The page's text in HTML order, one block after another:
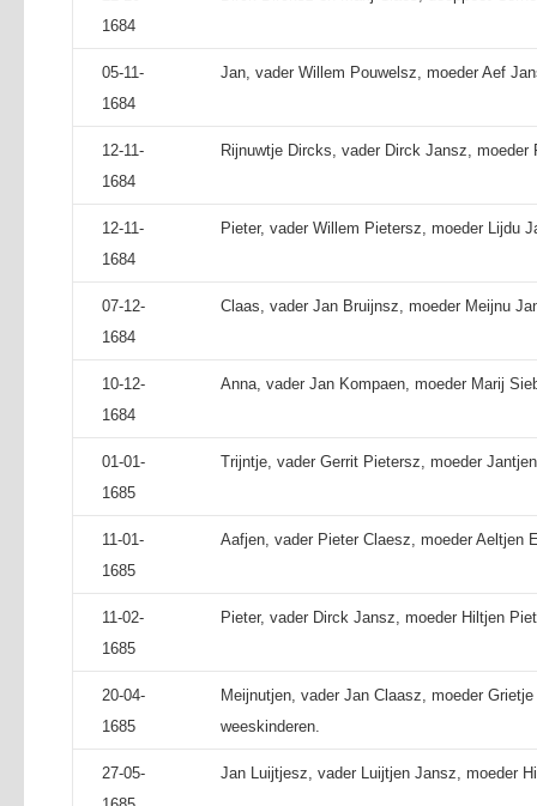
1684
05-11-
1684
Jan, vader Willem Pouwelsz, moeder Aef
12-11-
1684
Rijnuwtje Dircks, vader Dirck Jansz,
12-11-
1684
Pieter, vader Willem Pietersz, moeder Lijdu
07-12-
1684
Claas, vader Jan Bruijnsz, moeder Meijnu
10-12-
1684
Anna, vader Jan Kompaen, moeder Marij
01-01-
1685
Trijntje, vader Gerrit Pietersz, moeder
11-01-
1685
Aafjen, vader Pieter Claesz, moeder Aeltjen
11-02-
1685
Pieter, vader Dirck Jansz, moeder Hiltjen
20-04-
1685
Meijnutjen, vader Jan Claasz, moeder
weeskinderen.
27-05-
Jan Luijtjesz, vader Luijtjen Jansz, moeder